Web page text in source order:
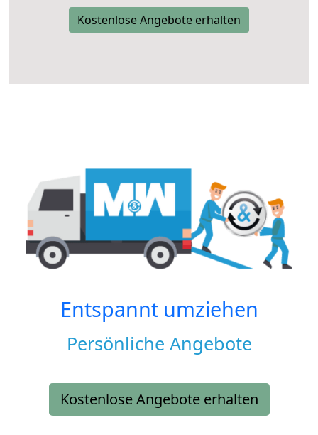
Kostenlose Angebote erhalten
Entspannt umziehen
Persönliche Angebote
Kostenlose Angebote erhalten